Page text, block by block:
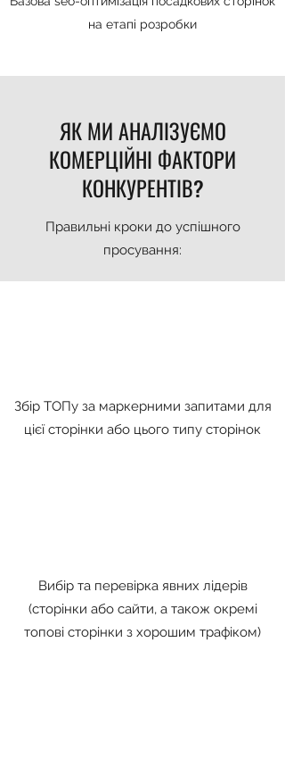
на етапі розробки
ЯК МИ АНАЛІЗУЄМО
КОМЕРЦІЙНІ ФАКТОРИ
КОНКУРЕНТІВ?
Правильні кроки до успішного
просування:
Збір ТОПу за маркерними запитами для
цієї сторінки або цього типу сторінок
Вибір та перевірка явних лідерів
(сторінки або сайти, а також окремі
топові сторінки з хорошим трафіком)